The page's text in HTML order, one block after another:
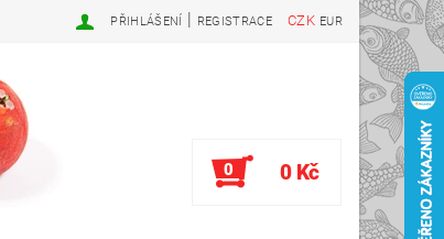
CZK EUR
PŘIHLÁŠENÍ | REGISTRACE
0 0 Kč